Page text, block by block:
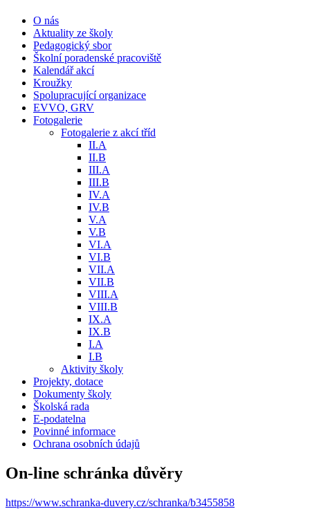
O nás
Aktuality ze školy
Pedagogický sbor
Školní poradenské pracoviště
Kalendář akcí
Kroužky
Spolupracující organizace
EVVO, GRV
Fotogalerie
Fotogalerie z akcí tříd
II.A
II.B
III.A
III.B
IV.A
IV.B
V.A
V.B
VI.A
VI.B
VII.A
VII.B
VIII.A
VIII.B
IX.A
IX.B
I.A
I.B
Aktivity školy
Projekty, dotace
Dokumenty školy
Školská rada
E-podatelna
Povinné informace
Ochrana osobních údajů
On-line schránka důvěry
https://www.schranka-duvery.cz/schranka/b3455858